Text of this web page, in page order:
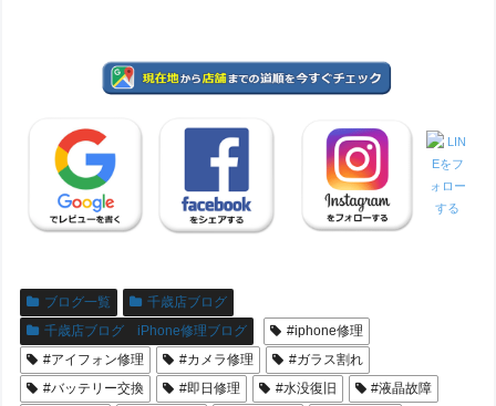
ブログ一覧
千歳店ブログ
千歳店ブログ iPhone修理ブログ
#iphone修理
#アイフォン修理
#カメラ修理
#ガラス割れ
#バッテリー交換
#即日修理 #水没復旧
#液晶故障